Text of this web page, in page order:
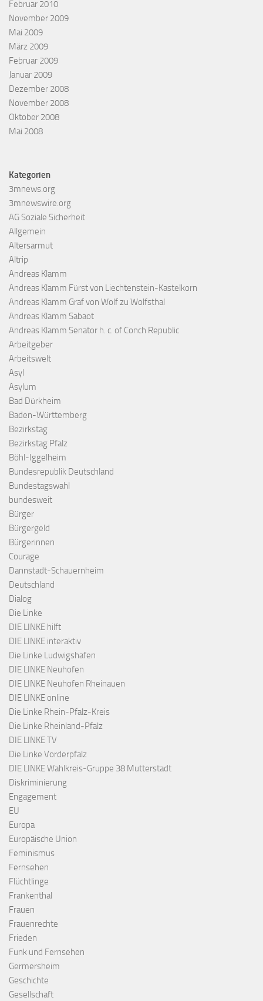
Februar 2010
November 2009
Mai 2009
März 2009
Februar 2009
Januar 2009
Dezember 2008
November 2008
Oktober 2008
Mai 2008
Kategorien
3mnews.org
3mnewswire.org
AG Soziale Sicherheit
Allgemein
Altersarmut
Altrip
Andreas Klamm
Andreas Klamm Fürst von Liechtenstein-Kastelkorn
Andreas Klamm Graf von Wolf zu Wolfsthal
Andreas Klamm Sabaot
Andreas Klamm Senator h. c. of Conch Republic
Arbeitgeber
Arbeitswelt
Asyl
Asylum
Bad Dürkheim
Baden-Württemberg
Bezirkstag
Bezirkstag Pfalz
Böhl-Iggelheim
Bundesrepublik Deutschland
Bundestagswahl
bundesweit
Bürger
Bürgergeld
Bürgerinnen
Courage
Dannstadt-Schauernheim
Deutschland
Dialog
Die Linke
DIE LINKE hilft
DIE LINKE interaktiv
Die Linke Ludwigshafen
DIE LINKE Neuhofen
DIE LINKE Neuhofen Rheinauen
DIE LINKE online
Die Linke Rhein-Pfalz-Kreis
Die Linke Rheinland-Pfalz
DIE LINKE TV
Die Linke Vorderpfalz
DIE LINKE Wahlkreis-Gruppe 38 Mutterstadt
Diskriminierung
Engagement
EU
Europa
Europäische Union
Feminismus
Fernsehen
Flüchtlinge
Frankenthal
Frauen
Frauenrechte
Frieden
Funk und Fernsehen
Germersheim
Geschichte
Gesellschaft